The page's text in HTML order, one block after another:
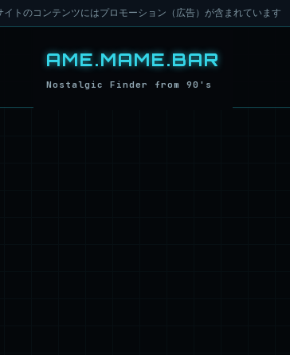
イトのコンテンツにはプロモーション（広告）が含まれています